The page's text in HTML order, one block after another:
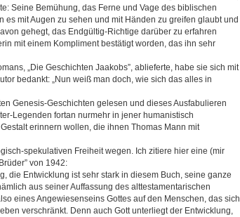
Seine Bemühung, das Ferne und Vage des biblischen
mit Augen zu sehen und mit Händen zu greifen glaubt und
gehegt, das Endgültig-Richtige darüber zu erfahren
mit einem Kompliment bestätigt worden, das ihn sehr
„Die Geschichten Jaakobs”, ablieferte, habe sie sich mit
bedankt: „Nun weiß man doch, wie sich das alles in
Genesis-Geschichten gelesen und dieses Ausfabulieren
Legenden fortan nurmehr in jener humanistisch
erinnern wollen, die ihnen Thomas Mann mit
spekulativen Freiheit wegen. Ich zitiere hier eine (mir
von 1942:
die Entwicklung ist sehr stark in diesem Buch, seine ganze
aus seiner Auffassung des alttestamentarischen
eines Angewiesenseins Gottes auf den Menschen, das sich
verschränkt. Denn auch Gott unterliegt der Entwicklung,